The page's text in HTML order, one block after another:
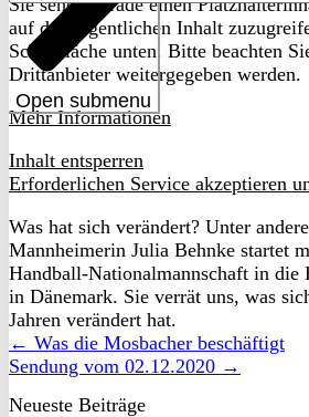
Open submenu
nach:
auf den eigentlichen Inhalt
Schaltfläche unten. Bitte beachten
Drittanbieter weitergegeben werden.
Mehr Informationen
Inhalt entsperren
Erforderlichen Service akzeptieren
Was hat sich verändert? Unter
Mannheimerin Julia Behnke startet
Handball-Nationalmannschaft in die
in Dänemark. Sie verrät uns, was
Jahren verändert hat.
← Was die Mosbacher beschäftigt
Sendung vom 02.12.2020 →
Neueste Beiträge